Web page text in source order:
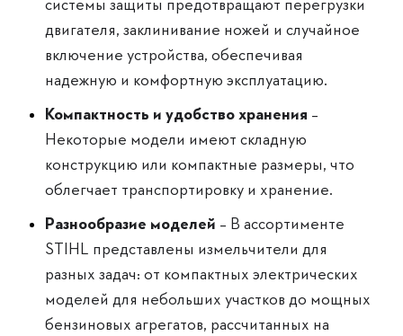
двигателя, заклинивание ножей и случайное
включение устройства, обеспечивая
надежную и комфортную эксплуатацию.
Компактность и удобство хранения –
Некоторые модели имеют складную
конструкцию или компактные размеры, что
облегчает транспортировку и хранение.
Разнообразие моделей – В ассортименте
STIHL представлены измельчители для
разных задач: от компактных электрических
моделей для небольших участков до мощных
бензиновых агрегатов, рассчитанных на